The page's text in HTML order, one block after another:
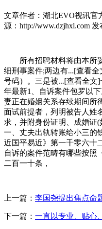
文章作者：湖北EVO视讯官
源：http://www.dzjhxl.com 发
所有招聘材料将由本所妥
细刑事案件;两边有...[查看
号码）。三是被...[查看全文
年最新1、自诉案件包罗以
妻正在婚姻关系存续期间所
面试前提者，列明被告人姓
求，并附身份证明、成婚证
一、丈夫出轨转账给小三的
近国平易近》第一千零六十
自诉的案件范畴有哪些按照
二百一十条，
上一篇： 李国尧提出焦点命
下一篇： 一直以专业、贴心